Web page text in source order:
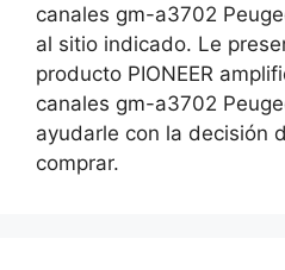
canales gm-a3702
al sitio indicado. Le
producto PIONEER
canales gm-a3702
ayudarle con la decisión
comprar.